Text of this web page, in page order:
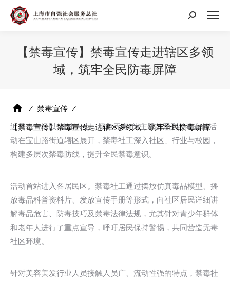
搜
【禁毒宣传】禁毒宣传走进辖区多领
域，筑牢全民防毒屏障
⁄ 禁毒宣传 ⁄
【禁毒宣传】禁毒宣传走进辖区多领域，筑牢全民防毒屏障
近日，一场以“健康人生，绿色无毒”为主题的系列禁毒宣传活
动在宝山路街道辖区展开，禁毒社工深入社区、行业与校园，
构建多层次禁毒防线，提升全民禁毒意识。
活动首站进入各居民区。禁毒社工通过摆放仿真毒品模型、播
放毒品科普资料片、发放宣传手册等形式，向社区居民详细讲
解毒品危害、防毒技巧及禁毒法律法规，尤其针对青少年群体
和老年人进行了重点宣导，呼吁居民保持警惕，共同营造无毒
社区环境。
针对美容美发行业人员接触人员广、流动性强的特点，禁毒社